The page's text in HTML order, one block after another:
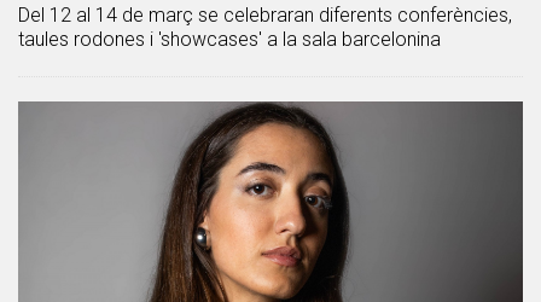
Del 12 al 14 de març se celebraran diferents conferències,
taules rodones i 'showcases' a la sala barcelonina